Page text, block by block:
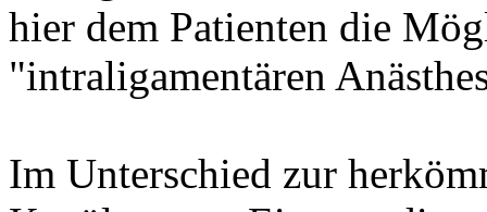
hier dem Patienten die
"intraligamentären
Im Unterschied zur